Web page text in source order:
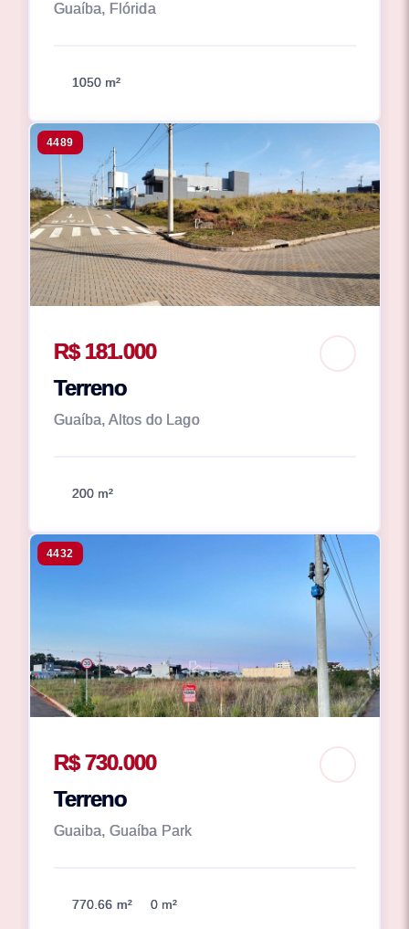
Guaíba, Flórida
1050 m²
4489
R$ 181.000
Terreno
Guaíba, Altos do Lago
200 m²
4432
R$ 730.000
Terreno
Guaiba, Guaíba Park
770.66 m² 0 m²